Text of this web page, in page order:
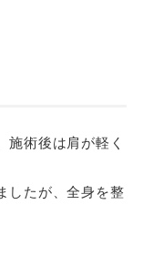
施術後は肩が軽く
したが、全身を整